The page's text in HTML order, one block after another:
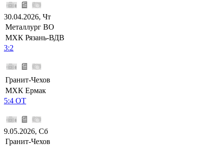
30.04.2026, Чт
Металлург ВО
МХК Рязань-ВДВ
3:2
Гранит-Чехов
МХК Ермак
5:4 ОТ
9.05.2026, Сб
Гранит-Чехов